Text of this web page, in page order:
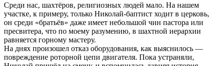
Среди нас, шахтёров, религиозных людей мало. На нашем
участке, к примеру, только Николай-баптист ходит в церковь,
он среди «братьёв» даже имеет небольшой чин пастора или
пресвитера, что по моему разумению, в шахтной иерархии
равняется горному мастеру.
На днях произошел отказ оборудования, как выяснилось —
повреждение роторной цепи двигателя. Пока устраняли,